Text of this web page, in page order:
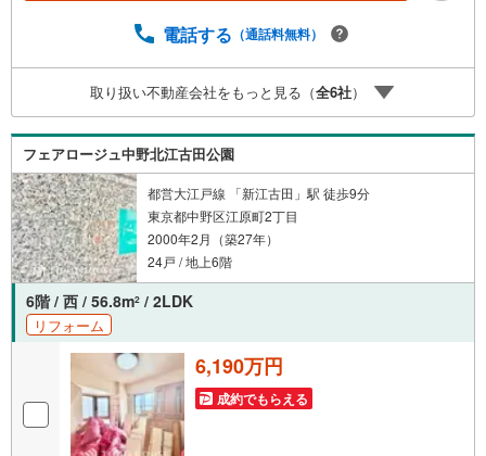
電話する （通話料無料）
取り扱い不動産会社をもっと見る（全6社）
フェアロージュ中野北江古田公園
都営大江戸線 「新江古田」駅 徒歩9分
東京都中野区江原町2丁目
2000年2月（築27年）
24戸 / 地上6階
6階 / 西 / 56.8m2 / 2LDK
リフォーム
6,190万円
成約でもらえる